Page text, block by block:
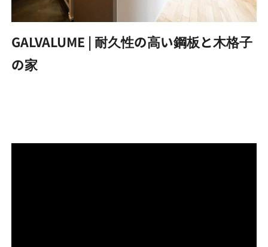
GALVALUME | 耐久性の高い鋼板と木格子
の家